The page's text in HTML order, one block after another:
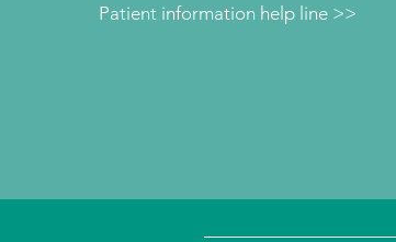
Patient information help line >>